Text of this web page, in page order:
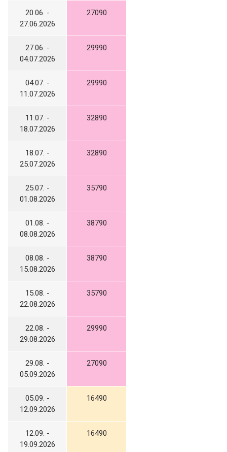
20.06. -
27.06.2026
27090
27.06. -
04.07.2026
29990
04.07. -
11.07.2026
29990
11.07. -
18.07.2026
32890
18.07. -
25.07.2026
32890
25.07. -
01.08.2026
35790
01.08. -
08.08.2026
38790
08.08. -
15.08.2026
38790
15.08. -
22.08.2026
35790
22.08. -
29.08.2026
29990
29.08. -
05.09.2026
27090
05.09. -
12.09.2026
16490
12.09. -
19.09.2026
16490